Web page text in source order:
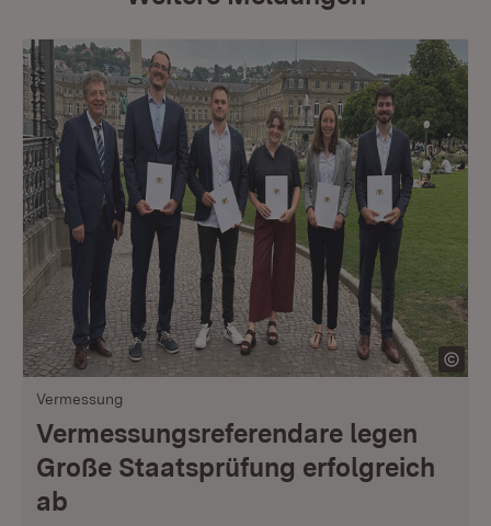
Vermessung
Vermessungsreferendare legen
Große Staatsprüfung erfolgreich
ab